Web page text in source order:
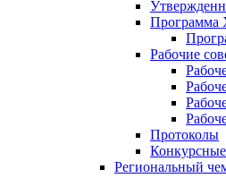
Программа
Рабочие
Протоколы
Региональный